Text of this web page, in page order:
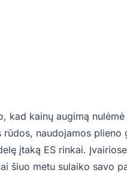
kad kainų augimą
naudojamos
įtaką ES rinkai.
šiuo metu sulaiko savo